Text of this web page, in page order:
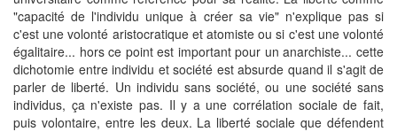
"capacité de l'individu unique à créer sa vie" n'explique pas si
c'est une volonté aristocratique et atomiste ou si c'est une volonté
égalitaire... hors ce point est important pour un anarchiste... cette
dichotomie entre individu et société est absurde quand il s'agit de
parler de liberté. Un individu sans société, ou une société sans
individus, ça n'existe pas. Il y a une corrélation sociale de fait,
puis volontaire, entre les deux. La liberté sociale que défendent